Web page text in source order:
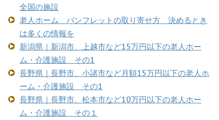
全国の施設
老人ホーム パンフレットの取り寄せ方 決めるとき
は多くの情報を
新潟県｜新潟市、上越市など15万円以下の老人ホー
ム・介護施設 その1
長野県｜長野市、小諸市など月額15万円以下の老人ホ
ーム・介護施設 その1
長野県｜長野市、松本市など10万円以下の老人ホー
ム・介護施設 その１